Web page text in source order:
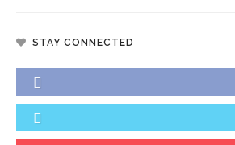
STAY CONNECTED